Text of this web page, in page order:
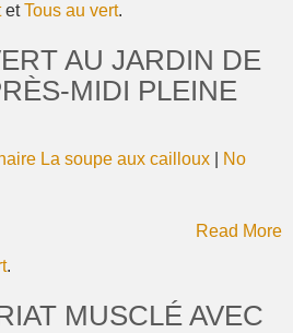
etTous au vert.
AU JARDIN DE
MIDI PLEINE
La soupe aux cailloux
No
Read More
.
MUSCLÉ AVEC